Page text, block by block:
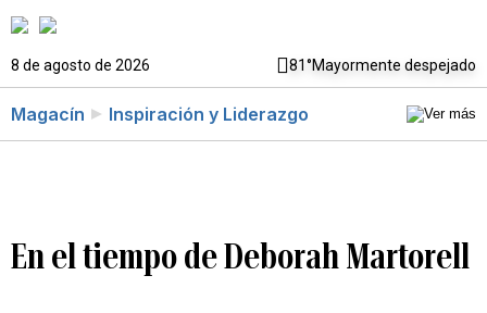
8 de agosto de 2026 81°Mayormente despejado
Magacín Inspiración y Liderazgo
En el tiempo de Deborah Martorell